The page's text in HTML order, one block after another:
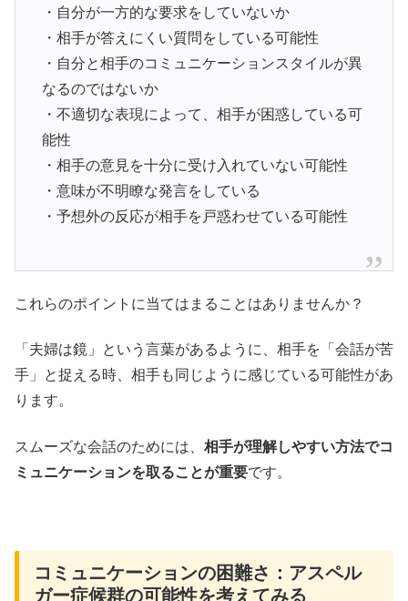
・自分が一方的な要求をしていないか
・相手が答えにくい質問をしている可能性
・自分と相手のコミュニケーションスタイルが異
なるのではないか
・不適切な表現によって、相手が困惑している可
能性
・相手の意見を十分に受け入れていない可能性
・意味が不明瞭な発言をしている
・予想外の反応が相手を戸惑わせている可能性
これらのポイントに当てはまることはありませんか？
「夫婦は鏡」という言葉があるように、相手を「会話が苦
手」と捉える時、相手も同じように感じている可能性があ
ります。
スムーズな会話のためには、 相手が理解しやすい方法でコ
ミュニケーションを取ることが重要です。
コミュニケーションの困難さ：アスペル
ガー症候群の可能性を考えてみる